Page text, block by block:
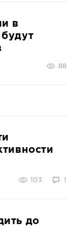
в
88
103 1
до